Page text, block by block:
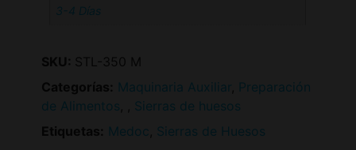
3-4 Días
SKU: STL-350 M
Categorías: Maquinaria Auxiliar
Preparación
de Alimentos
Sierras de huesos
Etiquetas: Medoc Sierras de Huesos